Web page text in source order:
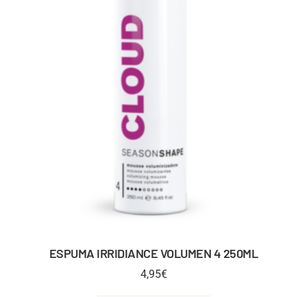
ESPUMA IRRIDIANCE VOLUMEN 4 250ML
4,95€